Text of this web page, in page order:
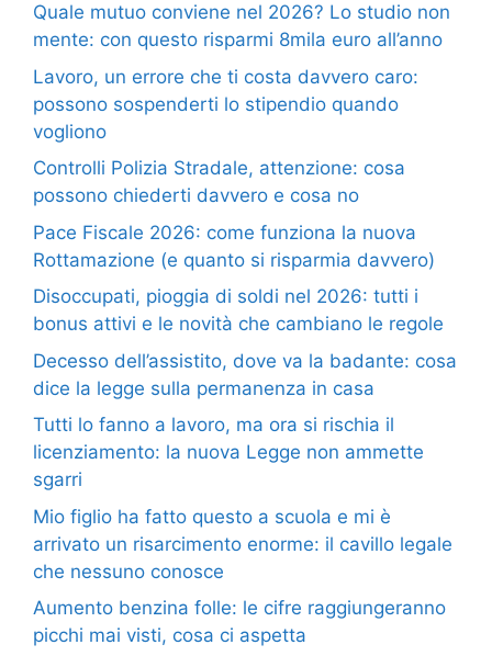
Quale mutuo conviene nel 2026? Lo studio non
mente: con questo risparmi 8mila euro all’anno
Lavoro, un errore che ti costa davvero caro:
possono sospenderti lo stipendio quando
vogliono
Controlli Polizia Stradale, attenzione: cosa
possono chiederti davvero e cosa no
Pace Fiscale 2026: come funziona la nuova
Rottamazione (e quanto si risparmia davvero)
Disoccupati, pioggia di soldi nel 2026: tutti i
bonus attivi e le novità che cambiano le regole
Decesso dell’assistito, dove va la badante: cosa
dice la legge sulla permanenza in casa
Tutti lo fanno a lavoro, ma ora si rischia il
licenziamento: la nuova Legge non ammette
sgarri
Mio figlio ha fatto questo a scuola e mi è
arrivato un risarcimento enorme: il cavillo legale
che nessuno conosce
Aumento benzina folle: le cifre raggiungeranno
picchi mai visti, cosa ci aspetta